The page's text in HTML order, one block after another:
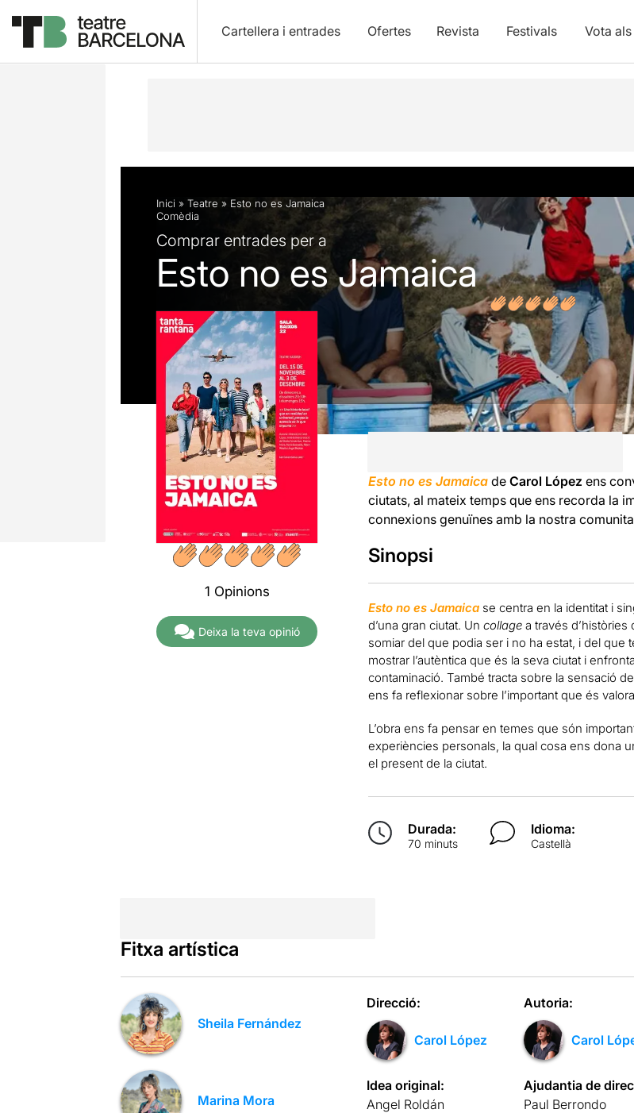
Cartellera i entrades Ofertes Revista Festivals Vota
Descripció Fitxa artística Fotos i vídeos Opinions
Inici » Teatre » Esto no es Jamaica
Comèdia
Comprar entrades per a
Esto no es Jamaica
1 Opinions
Deixa la teva opinió
Esto no es Jamaicade Carol López ens
ciutats, al mateix temps que ens recorda la
connexions genuïnes amb la nostra
Sinopsi
Esto no es Jamaica se centra en la identitat i
d’una gran ciutat. Un collagea través d’històries
somiar del que podia ser i no ha estat, i del
mostrar l’autèntica que és la seva ciutat i
contaminació. També tracta sobre la sensació
ens fa reflexionar sobre l’important que és
L’obra ens fa pensar en temes que són
experiències personals, la qual cosa ens dona
el present de la ciutat.
Durada:
70 minuts
Idioma:
Castellà
Fitxa artística
Sheila Fernández
Marina Mora
Direcció:
Carol López
Autoria:
Carol
Idea original:
Angel Roldán
Ajudantia de
Paul Berrondo